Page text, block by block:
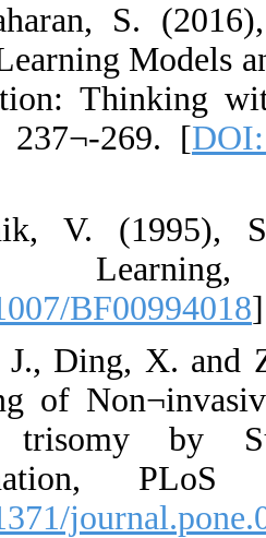
17.
Machine
Classification:
Learning, 237¬-
18. Vapnik, V.
Machine
[DOI:10.1007/
19. Yang, J.,
the Calling of
18¬-21¬
[DOI:10.1371/